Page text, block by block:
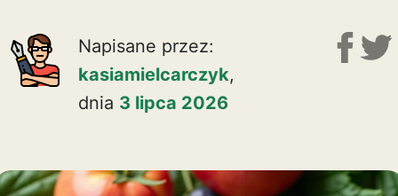
Napisane przez:
kasiamielcarczyk,
dnia 3 lipca 2026